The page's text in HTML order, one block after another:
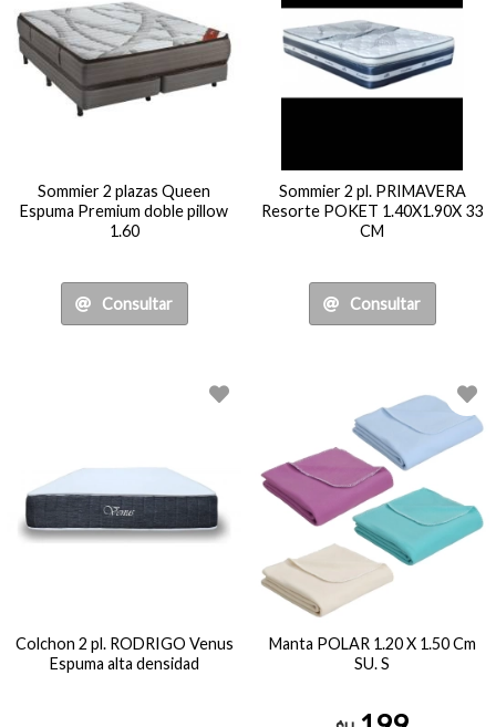
Sommier 2 plazas Queen
Espuma Premium doble pillow
1.60
Consultar
Sommier 2 pl. PRIMAVERA
Resorte POKET 1.40X1.90X 33
CM
Consultar
Colchon 2 pl. RODRIGO Venus
Espuma alta densidad
Manta POLAR 1.20 X 1.50 Cm
SU. S